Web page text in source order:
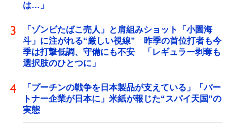
は…」
「ゾンビたばこ売人」と肩組みショット「小園海
斗」に注がれる“厳しい視線” 昨季の首位打者も今
季は打撃低調、守備にも不安 「レギュラー剥奪も
選択肢のひとつに」
「プーチンの戦争を日本製品が支えている」「パー
トナー企業が日本に」米紙が報じた“スパイ天国”の
実態